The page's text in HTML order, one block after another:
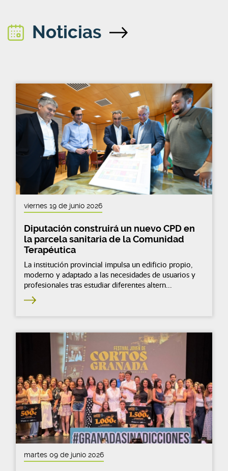
Noticias
viernes 19 de junio 2026
Diputación construirá un nuevo CPD en
la parcela sanitaria de la Comunidad
Terapéutica
La institución provincial impulsa un edificio propio,
moderno y adaptado a las necesidades de usuarios y
profesionales tras estudiar diferentes altern...
martes 09 de junio 2026